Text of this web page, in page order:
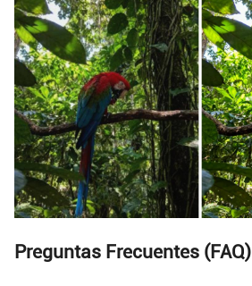
Preguntas Frecuentes (FAQ)